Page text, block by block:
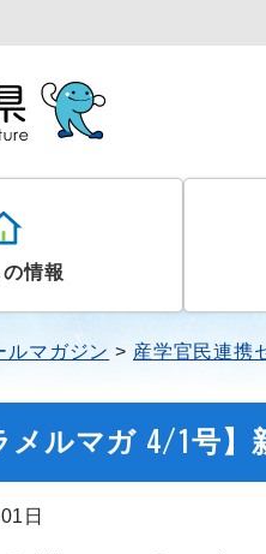
の情報
ルマガジン 産学官民連携
メルマガ 4/1号
日